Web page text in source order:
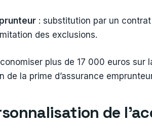
: substitution par un
des exclusions.
plus de 17 000 euros
la prime d’assurance
de